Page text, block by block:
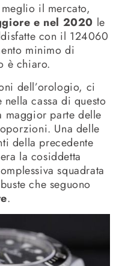
il mercato,
e nel 2020 le
con il 124060
minimo di
è chiaro.
dell’orologio, ci
cassa di questo
maggior parte delle
Una delle
della precedente
la cosiddetta
squadrata
che seguono
.